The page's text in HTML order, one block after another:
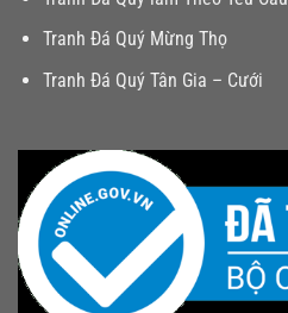
Tranh Đá Quý Mừng Thọ
Tranh Đá Quý Tân Gia – Cưới